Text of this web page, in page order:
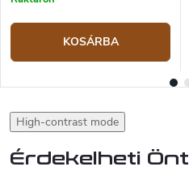
KOSÁRBA
High-contrast mode
Érdekelheti Önt